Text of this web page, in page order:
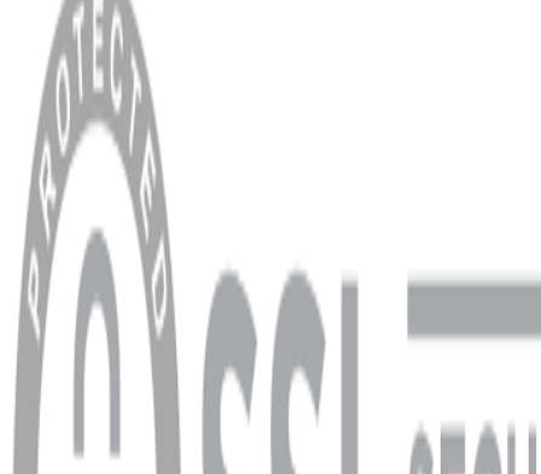
Anasayfa
Hakkımızda
Blog
MÜŞTERİ HİZMETLERİ
Hesabım
Sipariş Sorgulama
Banka Hesap Bilgileri
YARDIM VE DESTEK
Ödeme ve Teslimat Şartları
Garanti ve İade Şartları
info@dukkanhifi.com
0850 441 40 44